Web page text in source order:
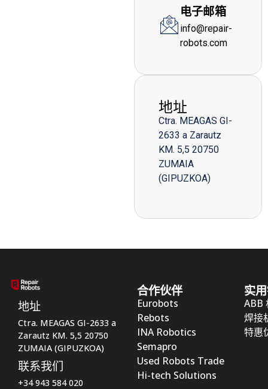
电子邮箱
info@repair-
robots.com
地址
Ctra. MEAGAS GI-
2633 a Zarautz
KM. 5,5 20750
ZUMAIA
(GIPUZKOA)
地址
Ctra. MEAGAS GI-2633 a
Zarautz KM. 5,5 20750
ZUMAIA (GIPUZKOA)
联系我们
+34 943 584 020
合作伙伴
Eurobots
Rebots
INA Robotics
Semapro
Used Robots Trade
Hi-tech Solutions
实
ABB
焊接
特惠